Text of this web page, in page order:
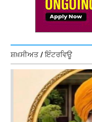
ਸ਼ਖ਼ਸੀਅਤ / ਇੰਟਰਵਿਊ